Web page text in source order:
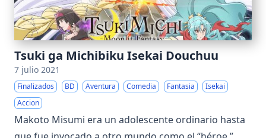
Tsuki ga Michibiku Isekai Douchuu
7 julio 2021
Finalizados BD Aventura Comedia Fantasia
Isekai
Accion
Makoto Misumi era un adolescente ordinario hasta